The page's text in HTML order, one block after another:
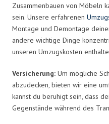
Zusammenbauen von Möbeln
sein. Unsere erfahrenen
Montage und Demontage
andere wichtige Dinge
unseren Umzugskosten
Versicherung: Um mögliche
abzudecken, bieten wir eine
kannst du beruhigt sein, dass
Gegenstände während des